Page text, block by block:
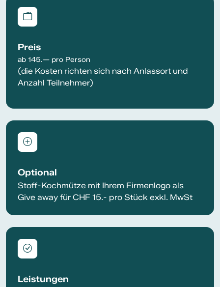
Preis
ab 145.— pro Person
(die Kosten richten sich nach Anlassort und
Anzahl Teilnehmer)
Optional
Stoff-Kochmütze mit Ihrem Firmenlogo als
Give away für CHF 15.- pro Stück exkl. MwSt
Leistungen